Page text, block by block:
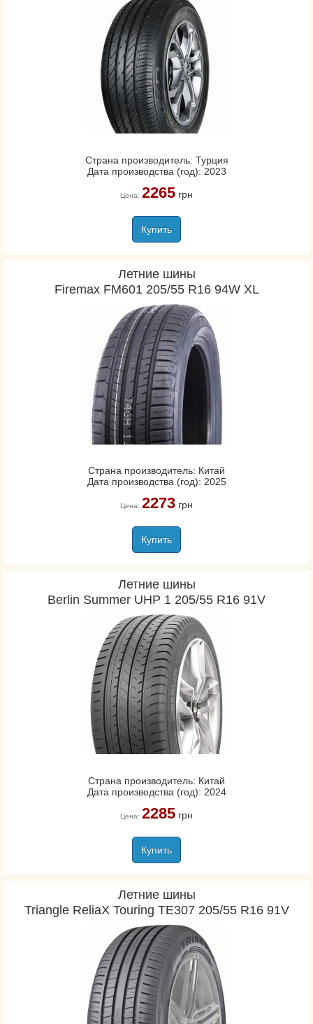
Страна производитель: Турция
Дата производства (год): 2023
Цена: 2265грн
Купить
Летние шины
Firemax FM601 205/55 R16 94W XL
Страна производитель: Китай
Дата производства (год): 2025
Цена: 2273грн
Купить
Летние шины
Berlin Summer UHP 1 205/55 R16 91V
Страна производитель: Китай
Дата производства (год): 2024
Цена: 2285грн
Купить
Летние шины
Triangle ReliaX Touring TE307 205/55 R16 91V